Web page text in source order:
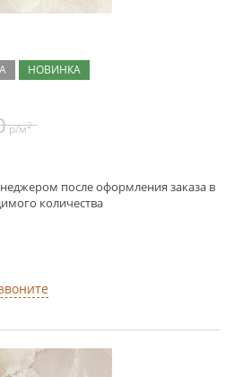
НОВИНКА
р/м2
после оформления заказа в
количества